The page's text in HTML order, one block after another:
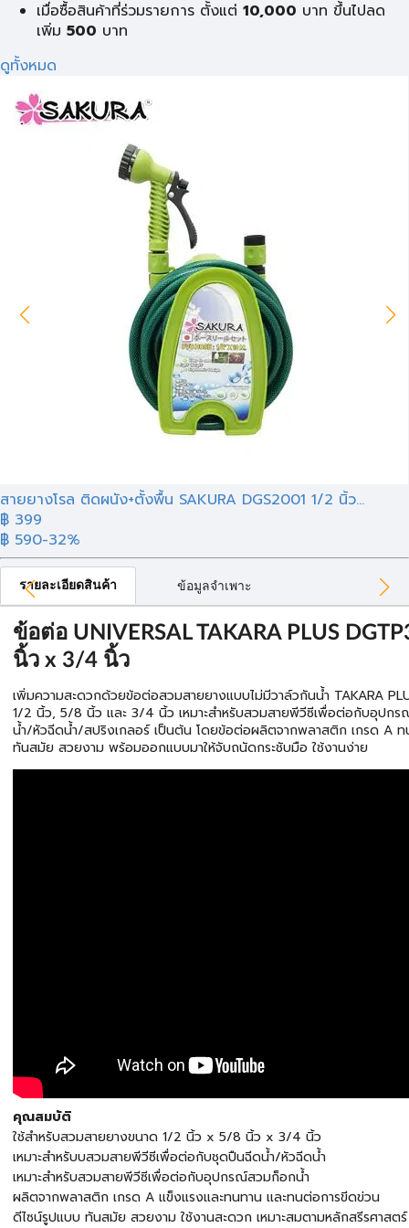
เมื่อซื้อสินค้าที่ร่วมรายการ ตั้งแต่ 10,000 บาท ขึ้นไปลด
เพิ่ม 500 บาท
ดูทั้งหมด
สายยางโรล ติดผนัง+ตั้งพื้น SAKURA DGS2001 1/2 นิ้ว...
฿ 399
฿ 590-32%
รายละเอียดสินค้า ข้อมูลจำเพาะ
ข้อต่อ UNIVERSAL TAKARA PLUS
นิ้ว x 3/4 นิ้ว
เพิ่มความสะดวกด้วยข้อต่อสวมสายยางแบบไม่มีวาล์วกันน้ำ TAKARA
1/2 นิ้ว, 5/8 นิ้ว และ 3/4 นิ้ว เหมาะสำหรับสวมสายพีวีซีเพื่อต่อกับอุปก
น้ำ/หัวฉีดน้ำ/สปริงเกลอร์ เป็นต้น โดยข้อต่อผลิตจากพลาสติก เกรด A
ทันสมัย สวยงาม พร้อมออกแบบมาให้จับถนัดกระชับมือ ใช้งานง่าย
คุณสมบัติ
ใช้สำหรับสวมสายยางขนาด 1/2 นิ้ว x 5/8 นิ้ว x 3/4 นิ้ว
เหมาะสำหรับบสวมสายพีวีซีเพื่อต่อกับชุดปืนฉีดน้ำ/หัวฉีดน้ำ
เหมาะสำหรับสวมสายพีวีซีเพื่อต่อกับอุปกรณ์สวมก็อกน้ำ
ผลิตจากพลาสติก เกรด A แข็งแรงและทนทาน เเละทนต่อการขีดข่วน
ดีไซน์รูปแบบ ทันสมัย สวยงาม ใช้งานสะดวก เหมาะสมตามหลักสรีรศาสตร์